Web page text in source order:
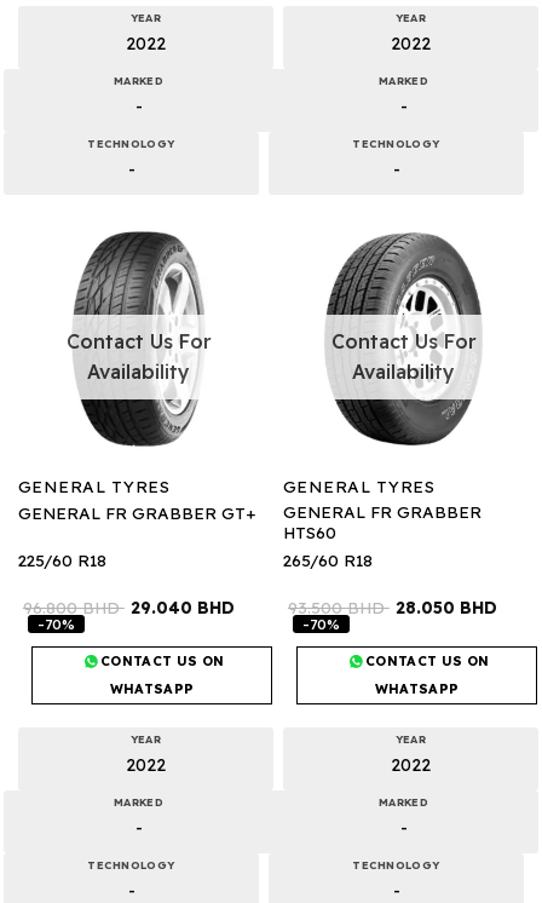
YEAR
2022
MARKED
-
TECHNOLOGY
-
YEAR
2022
MARKED
-
TECHNOLOGY
-
Contact Us For
Availability
GENERAL TYRES
GENERAL FR GRABBER
HTS60
265/60 R18
93.500BHD 28.050 BHD
-70%
CONTACT US ON
WHATSAPP
YEAR
2022
MARKED
-
TECHNOLOGY
-
Contact Us For
Availability
GENERAL TYRES
GENERAL FR GRABBER GT+
225/60 R18
96.800BHD 29.040 BHD
-70%
CONTACT US ON
WHATSAPP
YEAR
2022
MARKED
-
TECHNOLOGY
-